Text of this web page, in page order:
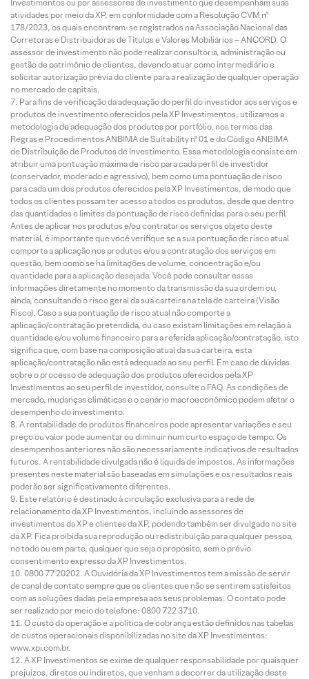
Investimentos ou por assessores de investimento que desempenham suas
atividades por meio da XP, em conformidade com a Resolução CVM nº
178/2023, os quais encontram-se registrados na Associação Nacional das
Corretoras e Distribuidoras de Títulos e Valores Mobiliários – ANCORD. O
assessor de investimento não pode realizar consultoria, administração ou
gestão de patrimônio de clientes, devendo atuar como intermediário e
solicitar autorização prévia do cliente para a realização de qualquer operação
no mercado de capitais.
Para fins de verificação da adequação do perfil do investidor aos serviços e
produtos de investimento oferecidos pela XP Investimentos, utilizamos a
metodologia de adequação dos produtos por portfólio, nos termos das
Regras e Procedimentos ANBIMA de Suitability nº 01 e do Código ANBIMA
de Distribuição de Produtos de Investimento. Essa metodologia consiste em
atribuir uma pontuação máxima de risco para cada perfil de investidor
(conservador, moderado e agressivo), bem como uma pontuação de risco
para cada um dos produtos oferecidos pela XP Investimentos, de modo que
todos os clientes possam ter acesso a todos os produtos, desde que dentro
das quantidades e limites da pontuação de risco definidas para o seu perfil.
Antes de aplicar nos produtos e/ou contratar os serviços objeto deste
material, é importante que você verifique se a sua pontuação de risco atual
comporta a aplicação nos produtos e/ou a contratação dos serviços em
questão, bem como se há limitações de volume, concentração e/ou
quantidade para a aplicação desejada. Você pode consultar essas
informações diretamente no momento da transmissão da sua ordem ou,
ainda, consultando o risco geral da sua carteira na tela de carteira (Visão
Risco). Caso a sua pontuação de risco atual não comporte a
aplicação/contratação pretendida, ou caso existam limitações em relação à
quantidade e/ou volume financeiro para a referida aplicação/contratação, isto
significa que, com base na composição atual da sua carteira, esta
aplicação/contratação não está adequada ao seu perfil. Em caso de dúvidas
sobre o processo de adequação dos produtos oferecidos pela XP
Investimentos ao seu perfil de investidor, consulte o FAQ. As condições de
mercado, mudanças climáticas e o cenário macroeconômico podem afetar o
desempenho do investimento.
A rentabilidade de produtos financeiros pode apresentar variações e seu
preço ou valor pode aumentar ou diminuir num curto espaço de tempo. Os
desempenhos anteriores não são necessariamente indicativos de resultados
futuros. A rentabilidade divulgada não é líquida de impostos. As informações
presentes neste material são baseadas em simulações e os resultados reais
poderão ser significativamente diferentes.
Este relatório é destinado à circulação exclusiva para a rede de
relacionamento da XP Investimentos, incluindo assessores de
investimentos da XP e clientes da XP, podendo também ser divulgado no site
da XP. Fica proibida sua reprodução ou redistribuição para qualquer pessoa,
no todo ou em parte, qualquer que seja o propósito, sem o prévio
consentimento expresso da XP Investimentos.
0800 77 20202. A Ouvidoria da XP Investimentos tem a missão de servir
de canal de contato sempre que os clientes que não se sentirem satisfeitos
com as soluções dadas pela empresa aos seus problemas. O contato pode
ser realizado por meio do telefone: 0800 722 3710.
O custo da operação e a política de cobrança estão definidos nas tabelas
de custos operacionais disponibilizadas no site da XP Investimentos:
www.xpi.com.br.
A XP Investimentos se exime de qualquer responsabilidade por quaisquer
prejuízos, diretos ou indiretos, que venham a decorrer da utilização deste